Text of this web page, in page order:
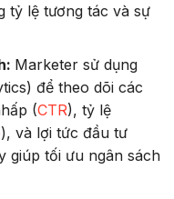
tỷ lệ tương tác và sự
Marketer sử dụng
để theo dõi các
(CTR), tỷ lệ
), và lợi tức đầu tư
giúp tối ưu ngân sách